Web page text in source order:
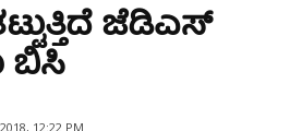
ಜೆಡಿಎಸ್
12:22 PM